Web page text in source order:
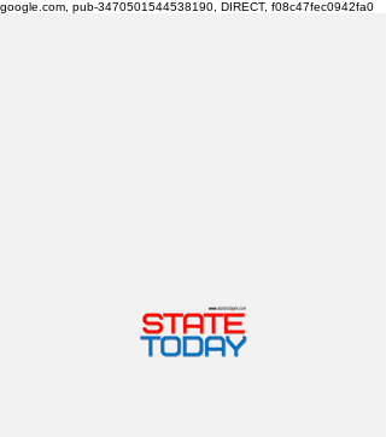
google.com, pub-3470501544538190, DIRECT, f08c47fec0942fa0